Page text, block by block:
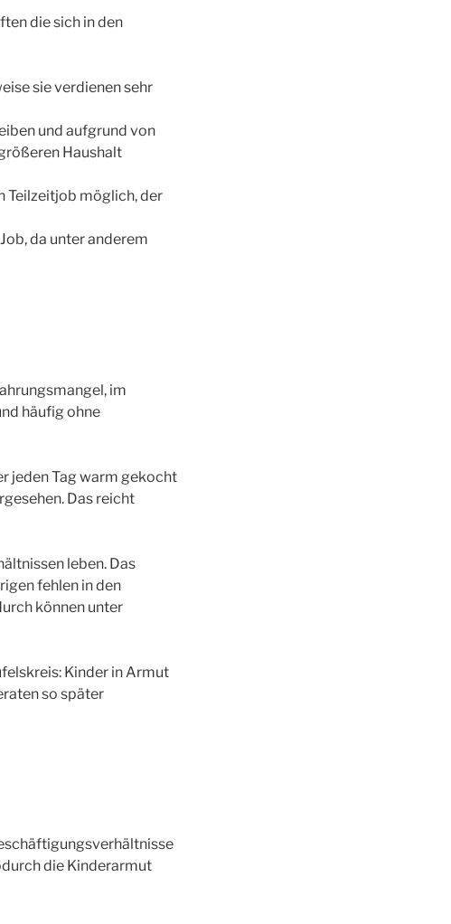
die sich in den
sie verdienen sehr
und aufgrund von
Haushalt
Teilzeitjob möglich, der
da unter anderem
im
häufig ohne
jeden Tag warm gekocht
Das reicht
leben. Das
fehlen in den
können unter
Kinder in Armut
so später
die Kinderarmut